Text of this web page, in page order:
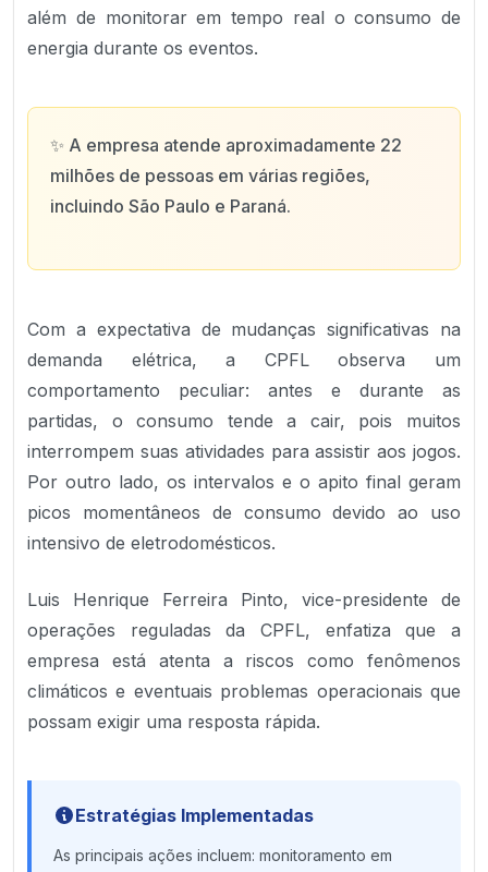
além de monitorar em tempo real o consumo de
energia durante os eventos.
✨ A empresa atende aproximadamente 22
milhões de pessoas em várias regiões,
incluindo São Paulo e Paraná.
Com a expectativa de mudanças significativas na
demanda elétrica, a CPFL observa um
comportamento peculiar: antes e durante as
partidas, o consumo tende a cair, pois muitos
interrompem suas atividades para assistir aos jogos.
Por outro lado, os intervalos e o apito final geram
picos momentâneos de consumo devido ao uso
intensivo de eletrodomésticos.
Luis Henrique Ferreira Pinto, vice-presidente de
operações reguladas da CPFL, enfatiza que a
empresa está atenta a riscos como fenômenos
climáticos e eventuais problemas operacionais que
possam exigir uma resposta rápida.
Estratégias Implementadas
As principais ações incluem: monitoramento em